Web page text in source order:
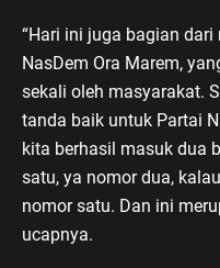
“Hari ini juga bagian
NasDem Ora Marem,
sekali oleh masyarakat.
tanda baik untuk Partai
kita berhasil masuk dua
satu, ya nomor dua,
nomor satu. Dan ini
ucapnya.